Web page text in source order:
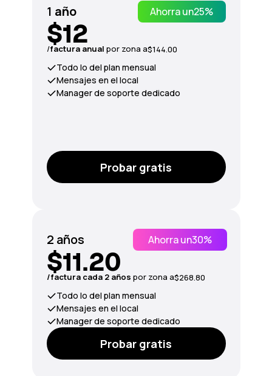
1 año Ahorra un25%
$12
/factura anual por zona a$144.00
Todo lo del plan mensual
Mensajes en el local
Manager de soporte dedicado
Probar gratis
2 años Ahorra un30%
$11.20
/factura cada 2 años por zona a$268.80
Todo lo del plan mensual
Mensajes en el local
Manager de soporte dedicado
Probar gratis